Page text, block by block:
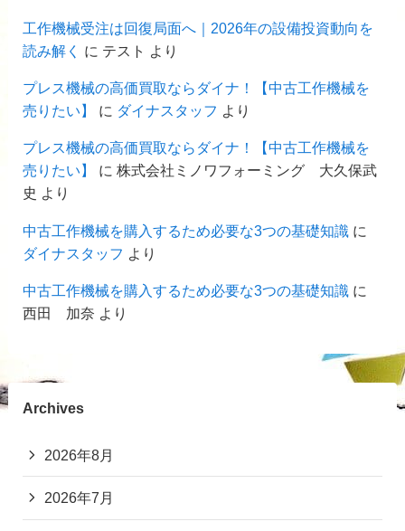
工作機械受注は回復局面へ｜2026年の設備投資動向を
読み解く
に テスト より
プレス機械の高価買取ならダイナ！【中古工作機械を
売りたい】
に ダイナスタッフ より
プレス機械の高価買取ならダイナ！【中古工作機械を
売りたい】
に 株式会社ミノワフォーミング 大久保武
史 より
中古工作機械を購入するため必要な3つの基礎知識 に
ダイナスタッフ より
中古工作機械を購入するため必要な3つの基礎知識に
西田 加奈 より
Archives
2026年8月
2026年7月